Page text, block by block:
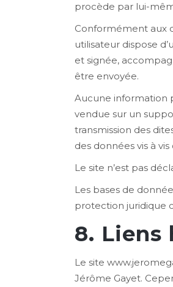
procède par lui-
Conformément aux
utilisateur dispose
et signée,
être envoyée.
Aucune information
vendue sur un
transmission des
des données vis à
Le site n’est pas
Les bases de
protection juridique
8. Liens
Le site
Jérôme Gayet.